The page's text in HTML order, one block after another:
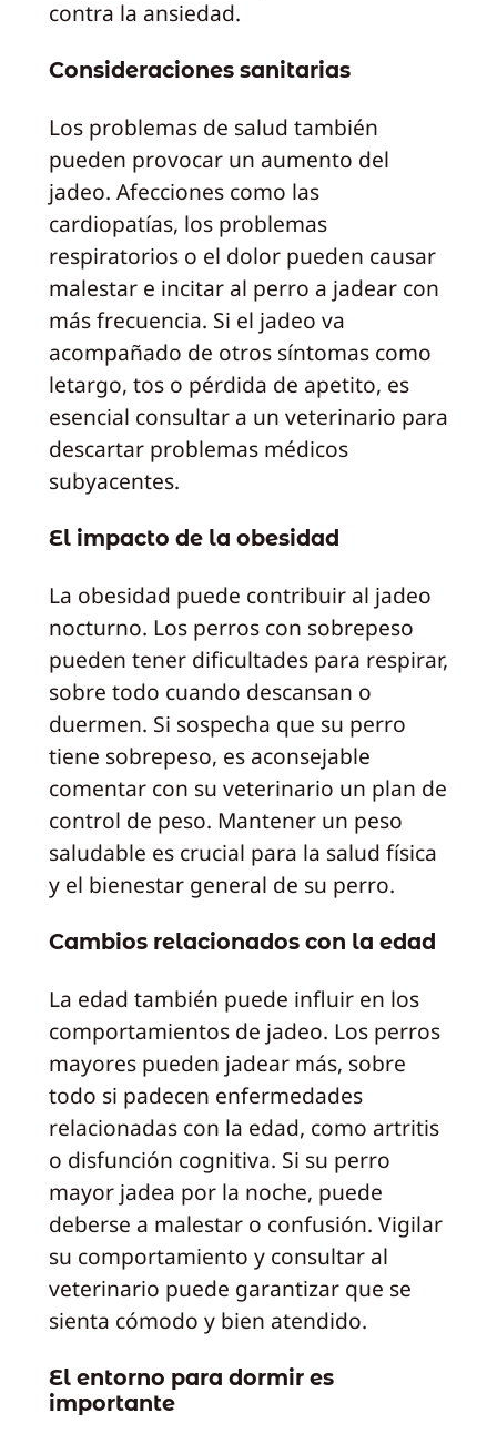
contra la ansiedad.
Consideraciones sanitarias
Los problemas de salud también
pueden provocar un aumento del
jadeo. Afecciones como las
cardiopatías, los problemas
respiratorios o el dolor pueden causar
malestar e incitar al perro a jadear con
más frecuencia. Si el jadeo va
acompañado de otros síntomas como
letargo, tos o pérdida de apetito, es
esencial consultar a un veterinario para
descartar problemas médicos
subyacentes.
El impacto de la obesidad
La obesidad puede contribuir al jadeo
nocturno. Los perros con sobrepeso
pueden tener dificultades para respirar,
sobre todo cuando descansan o
duermen. Si sospecha que su perro
tiene sobrepeso, es aconsejable
comentar con su veterinario un plan de
control de peso. Mantener un peso
saludable es crucial para la salud física
y el bienestar general de su perro.
Cambios relacionados con la edad
La edad también puede influir en los
comportamientos de jadeo. Los perros
mayores pueden jadear más, sobre
todo si padecen enfermedades
relacionadas con la edad, como artritis
o disfunción cognitiva. Si su perro
mayor jadea por la noche, puede
deberse a malestar o confusión. Vigilar
su comportamiento y consultar al
veterinario puede garantizar que se
sienta cómodo y bien atendido.
El entorno para dormir es
importante